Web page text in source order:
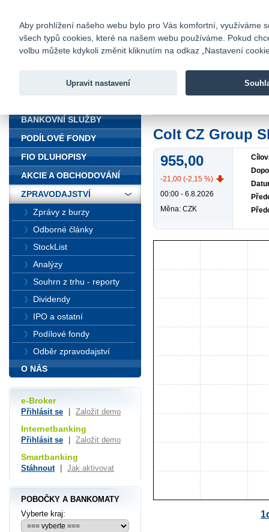
Fio banka
Fio banka
Colt CZ Group
955,00
-21,00 (-2,15 %)
00:00 - 6.8.2026
Měna: CZK
BANKOVNÍ SLUŽBY
PODÍLOVÉ FONDY
FIO DLUHOPISY
AKCIE A OBCHODOVÁNÍ
ZPRAVODAJSTVÍ
Zprávy z burzy
Odborné články
StockList
Analýzy
Souhrn z trhu - reporty
Dividendy
IPO a ostatní
Podílové fondy
Odběr zpravodajství
O NÁS
e-Broker
Přihlásit se Založit demo
Internetbanking
Přihlásit se Založit demo
Smartbanking
Stáhnout Jak aktivovat
POBOČKY A BANKOMATY
Vyberte kraj:
Aby prohlížení našeho webu bylo pro Vás komfortní, využíváme
všech typů cookies, které na našem webu používáme. Pokud
volbu můžete kdykoli změnit kliknutím na odkaz „Nastavení
Upravit nastavení